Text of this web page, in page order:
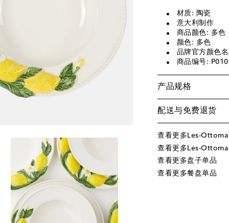
材质: 陶瓷
意大利制作
商品颜色: 多色
颜色: 多色
品牌官方颜色
商品编号:
产品规格
配送与免费退货
查看更多Les-
查看更多Les-
查看更多盘子单品
查看更多餐盘单品